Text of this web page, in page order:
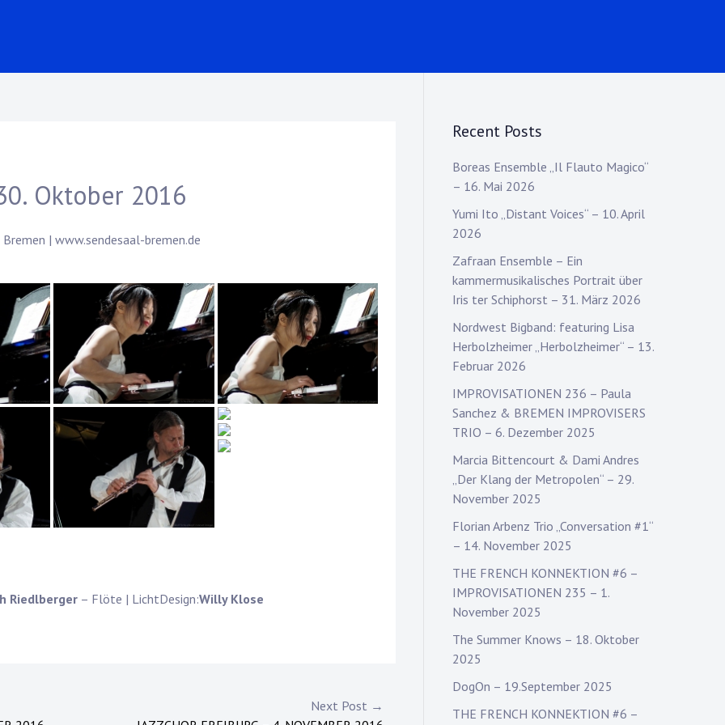
Oktober 2016
| www.sendesaal-bremen.de
Riedlberger – Flöte | LichtDesign:Willy Klose
Next Post →
Recent Posts
Boreas Ensemble „Il Flauto Magico“
– 16. Mai 2026
Yumi Ito „Distant Voices“ – 10. April
2026
Zafraan Ensemble – Ein
kammermusikalisches Portrait über
Iris ter Schiphorst – 31. März 2026
Nordwest Bigband: featuring Lisa
Herbolzheimer „Herbolzheimer“ – 13.
Februar 2026
IMPROVISATIONEN 236 – Paula
Sanchez & BREMEN IMPROVISERS
TRIO – 6. Dezember 2025
Marcia Bittencourt & Dami Andres
„Der Klang der Metropolen“ – 29.
November 2025
Florian Arbenz Trio „Conversation #1“
– 14. November 2025
THE FRENCH KONNEKTION #6 –
IMPROVISATIONEN 235 – 1.
November 2025
The Summer Knows – 18. Oktober
2025
DogOn – 19.September 2025
THE FRENCH KONNEKTION #6 –